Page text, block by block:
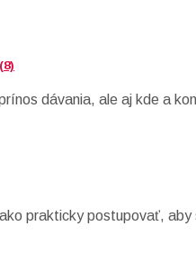
dávania, ale aj kde a
prakticky postupovať,